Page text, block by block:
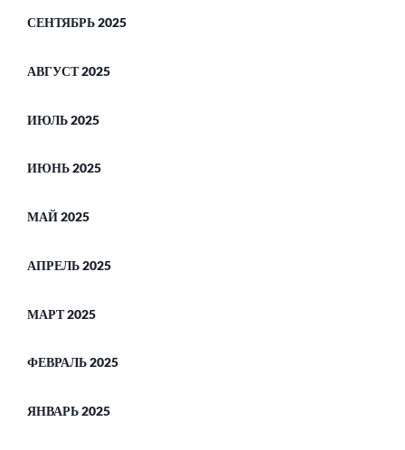
СЕНТЯБРЬ 2025
АВГУСТ 2025
ИЮЛЬ 2025
ИЮНЬ 2025
МАЙ 2025
АПРЕЛЬ 2025
МАРТ 2025
ФЕВРАЛЬ 2025
ЯНВАРЬ 2025